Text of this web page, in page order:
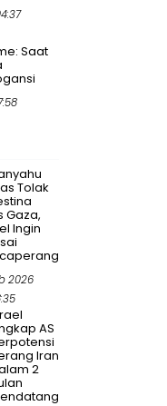
Saat
Tolak
Gaza,
Ingin
2026
AS
Iran
2